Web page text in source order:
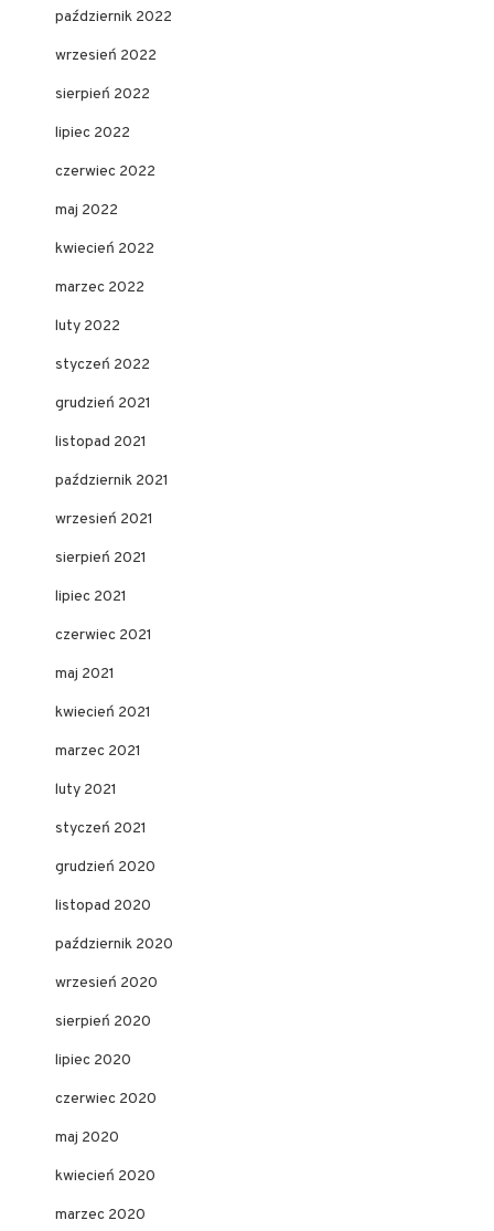
październik 2022
wrzesień 2022
sierpień 2022
lipiec 2022
czerwiec 2022
maj 2022
kwiecień 2022
marzec 2022
luty 2022
styczeń 2022
grudzień 2021
listopad 2021
październik 2021
wrzesień 2021
sierpień 2021
lipiec 2021
czerwiec 2021
maj 2021
kwiecień 2021
marzec 2021
luty 2021
styczeń 2021
grudzień 2020
listopad 2020
październik 2020
wrzesień 2020
sierpień 2020
lipiec 2020
czerwiec 2020
maj 2020
kwiecień 2020
marzec 2020